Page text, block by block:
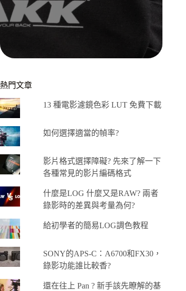
熱門文章
13 種電影濾鏡色彩 LUT 免費下載
如何選擇適當的幀率?
影片格式選擇障礙? 先來了解一下
各種常見的影片編碼格式
什麼是LOG 什麼又是RAW? 兩者
錄影時的差異與考量為何?
給初學者的簡易LOG調色教程
SONY的APS-C：A6700和FX30，
錄影功能誰比較香?
還在往上 Pan ? 新手該先瞭解的基